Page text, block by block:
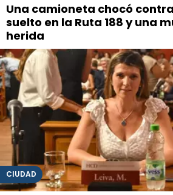
Una camioneta chocó
suelto en la Ruta 188 y una
herida
CIUDAD